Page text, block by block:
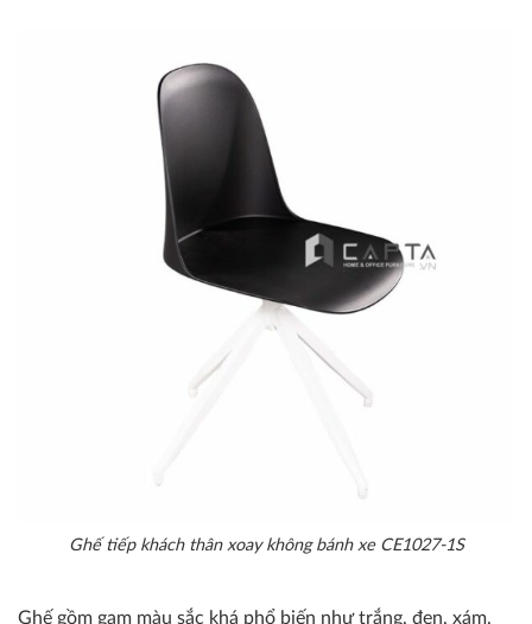
Ghế tiếp khách thân xoay không bánh xe CE1027-1S
Ghế gồm gam màu sắc khá phổ biến như trắng, đen, xám,